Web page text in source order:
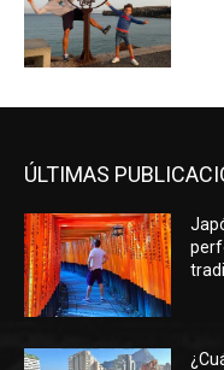
ÚLTIMAS